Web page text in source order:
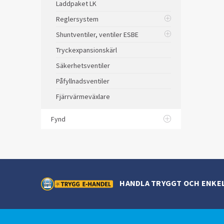
Laddpaket LK
Reglersystem
Shuntventiler, ventiler ESBE
Tryckexpansionskärl
Säkerhetsventiler
Påfyllnadsventiler
Fjärrvärmeväxlare
Fynd
HANDLA TRYGGT OCH